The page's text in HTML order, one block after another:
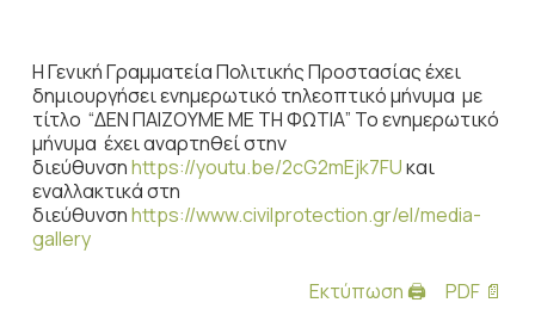
Η Γενική Γραμματεία Πολιτικής Προστασίας έχει
δημιουργήσει ενημερωτικό τηλεοπτικό μήνυμα με
τίτλο “ΔΕΝ ΠΑΙΖΟΥΜΕ ΜΕ ΤΗ ΦΩΤΙΑ” Το ενημερωτικό
μήνυμα έχει αναρτηθεί στην
διεύθυνσηhttps://youtu.be/2cG2mEjk7FUκαι
εναλλακτικά στη
διεύθυνσηhttps://www.civilprotection.gr/el/media-
gallery
Εκτύπωση 🖨
PDF 📄